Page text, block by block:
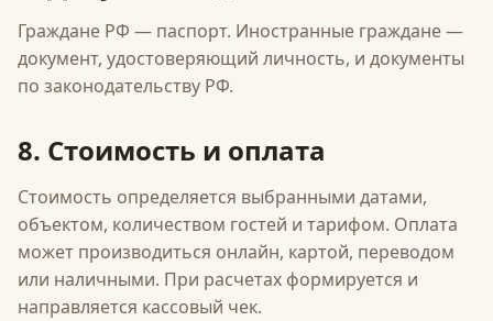
Граждане РФ — паспорт. Иностранные граждане —
документ, удостоверяющий личность, и документы
по законодательству РФ.
8. Стоимость и оплата
Стоимость определяется выбранными датами,
объектом, количеством гостей и тарифом. Оплата
может производиться онлайн, картой, переводом
или наличными. При расчетах формируется и
направляется кассовый чек.